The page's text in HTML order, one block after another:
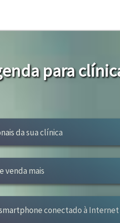
para
da sua clínica
venda mais
conectado à Internet